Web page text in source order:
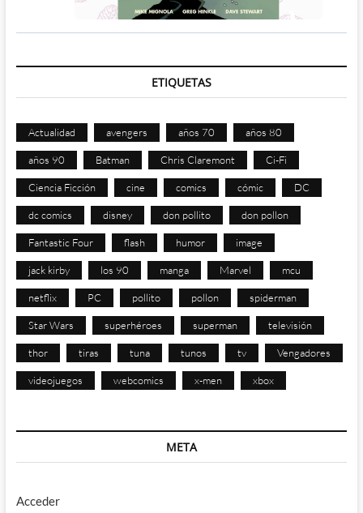
ETIQUETAS
Actualidad avengers años 70 años 80
años 90 Batman Chris Claremont Ci-Fi
Ciencia Ficción cine comics cómic DC
dc comics disney don pollito don pollon
Fantastic Four flash humor image
jack kirby los 90 manga Marvel mcu
netflix PC pollito pollon spiderman
Star Wars superhéroes superman televisión
thor tiras tuna tunos tv Vengadores
videojuegos webcomics x-men xbox
META
Acceder